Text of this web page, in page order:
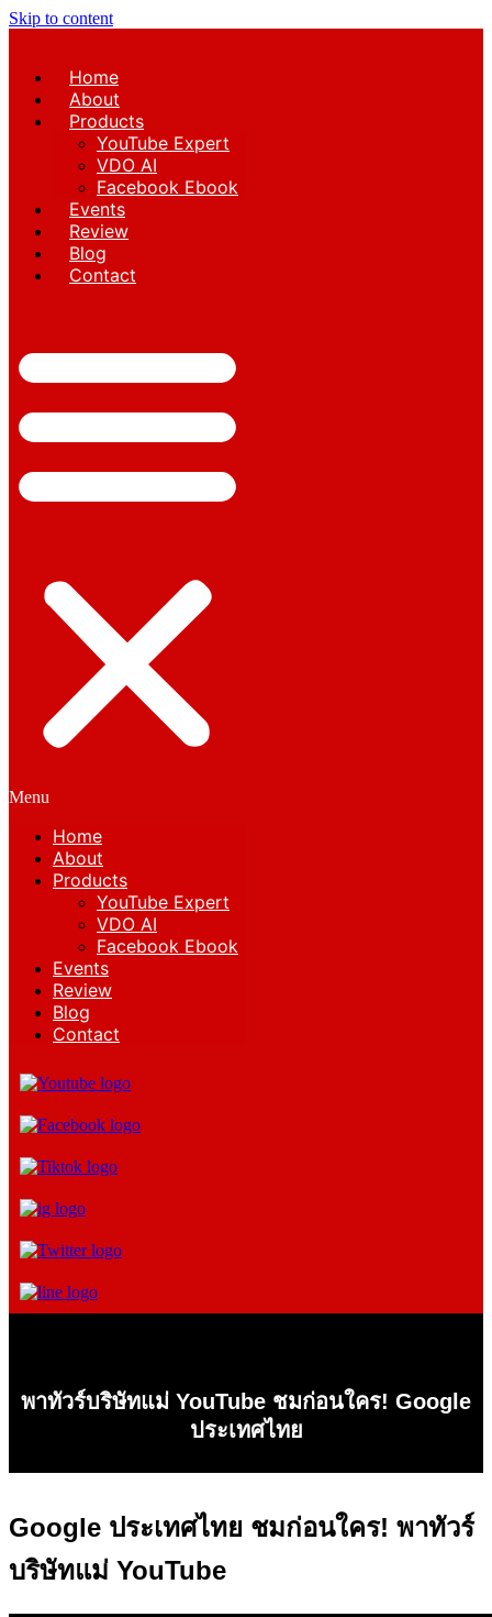
Skip to content
Home
About
Products
YouTube Expert
VDO AI
Facebook Ebook
Events
Review
Blog
Contact
Menu
Home
About
Products
YouTube Expert
VDO AI
Facebook Ebook
Events
Review
Blog
Contact
พาทัวร์บริษัทแม่ YouTube ชมก่อนใคร! Google
ประเทศไทย
Google ประเทศไทย ชมก่อนใคร! พาทัวร์
บริษัทแม่ YouTube